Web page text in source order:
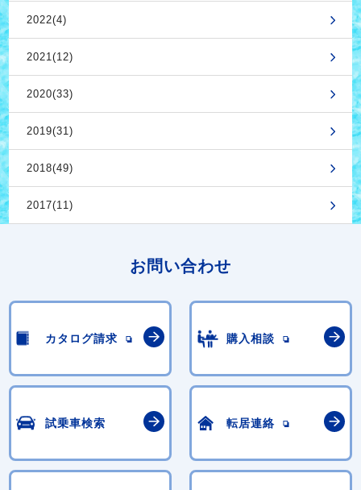
2022(4)
2021(12)
2020(33)
2019(31)
2018(49)
2017(11)
お問い合わせ
カタログ請求 購入相談
試乗車検索 転居連絡